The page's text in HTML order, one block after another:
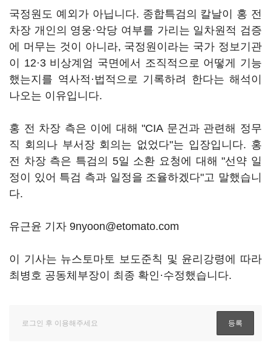
국정원도 예외가 아닙니다. 종합특검의 칼날이 홍 전
차장 개인의 영웅·악당 여부를 가리는 일차원적 검증
에 머무는 것이 아니라, 국정원이라는 국가 정보기관
이 12·3 비상계엄 국면에서 조직적으로 어떻게 기능
했는지를 역사적·법적으로 기록하려 한다는 해석이
나오는 이유입니다.
홍 전 차장 측은 이에 대해 "CIA 문건과 관련해 정무
직 회의나 부서장 회의는 없었다"는 입장입니다. 홍
전 차장 측은 특검의 5일 소환 요청에 대해 "선약 일
정이 있어 특검 측과 일정을 조율하겠다"고 말했습니
다.
유근윤 기자 9nyoon@etomato.com
이 기사는 뉴스토마토 보도준칙 및 윤리강령에 따라
최병호 공동체부장이 최종 확인·수정했습니다.